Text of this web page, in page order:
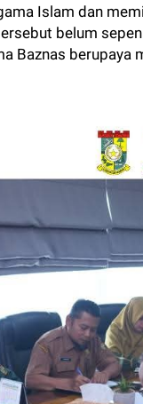
Islam dan
belum
Baznas